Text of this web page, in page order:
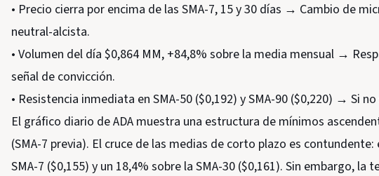
• Precio cierra por encima de las SMA-7, 15 y 30 días → Cambio de
neutral-alcista.
• Volumen del día $0,864 MM, +84,8% sobre la media mensual →
señal de convicción.
• Resistencia inmediata en SMA-50 ($0,192) y SMA-90 ($0,220) → Si
El gráfico diario de ADA muestra una estructura de mínimos
(SMA-7 previa). El cruce de las medias de corto plazo es
SMA-7 ($0,155) y un 18,4% sobre la SMA-30 ($0,161). Sin embargo,